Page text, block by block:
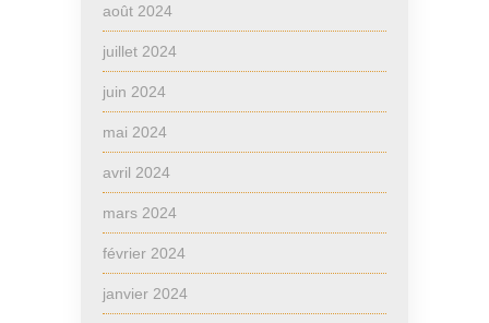
août 2024
juillet 2024
juin 2024
mai 2024
avril 2024
mars 2024
février 2024
janvier 2024